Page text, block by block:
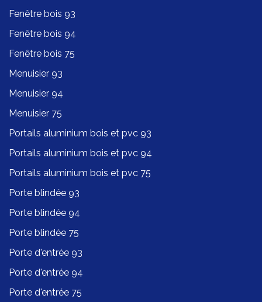
Fenêtre bois 93
Fenêtre bois 94
Fenêtre bois 75
Menuisier 93
Menuisier 94
Menuisier 75
Portails aluminium bois et pvc 93
Portails aluminium bois et pvc 94
Portails aluminium bois et pvc 75
Porte blindée 93
Porte blindée 94
Porte blindée 75
Porte d'entrée 93
Porte d'entrée 94
Porte d'entrée 75